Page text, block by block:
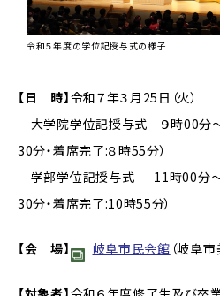
令和５年度の学位記授与式の様子
【日 時】令和７年３月25日（火）
大学院学位記授与式 ９時00分
30分・着席完了:８時55分）
学部学位記授与式 11時00分～
30分・着席完了:10時55分）
【会 場】 岐阜市民会館 （岐阜